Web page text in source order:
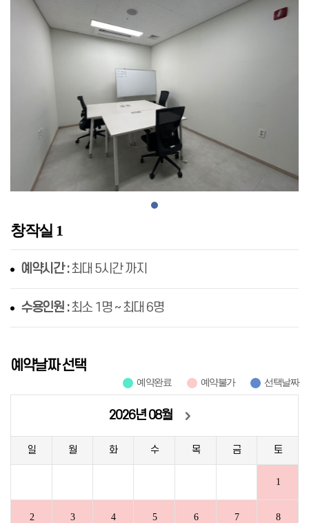
창작실 1
예약시간 :최대 5시간 까지
수용인원 :최소 1명 ~ 최대 6명
예약날짜 선택
예약완료 예약불가 선택날짜
2026년 08월
일 월 화 수 목 금 토
1
2 3 4 5 6 7 8